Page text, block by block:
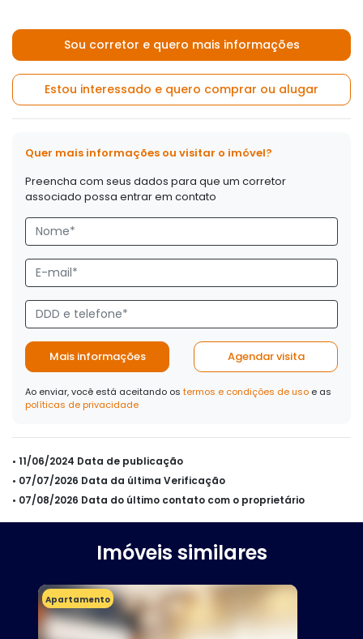
Sou corretor e quero mais informações
Estou interessado e quero comprar ou alugar
Quer mais informações ou visitar o imóvel?
Preencha com seus dados para que um corretor
associado possa entrar em contato
Mais informações Agendar visita
Ao enviar, você está aceitando os termos e condições de uso e as
políticas de privacidade
• 11/06/2024 Data de publicação
• 07/07/2026 Data da última Verificação
• 07/08/2026 Data do último contato com o proprietário
Imóveis similares
Apartamento